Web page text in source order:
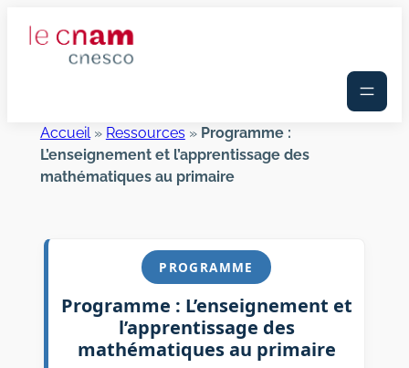
Accueil» Ressources» Programme :
L’enseignement et l’apprentissage des
mathématiques au primaire
PROGRAMME
Programme : L’enseignement et
l’apprentissage des
mathématiques au primaire